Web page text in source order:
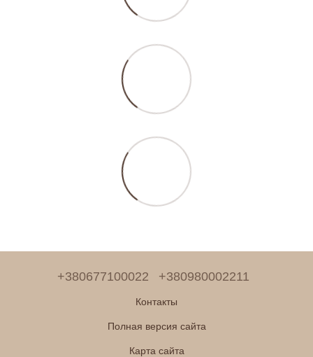
+380677100022 +380980002211
Контакты
Полная версия сайта
Карта сайта